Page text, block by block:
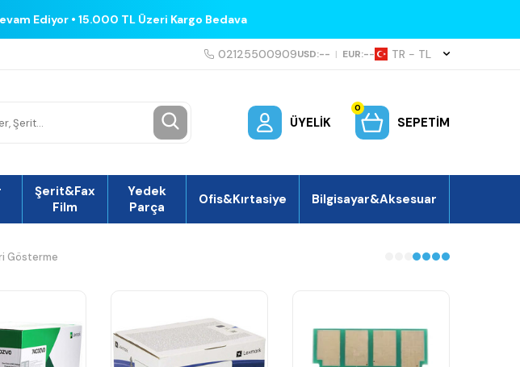
Ediyor • 15.000 TL Üzeri Kargo Bedava
02125500909USD:-- | EUR:-- TR − TL
ÜYELIK
0
SEPETIM
Şerit&Fax
Film
Yedek
Parça
Ofis&Kırtasiye Bilgisayar&Aksesuar
Gösterme